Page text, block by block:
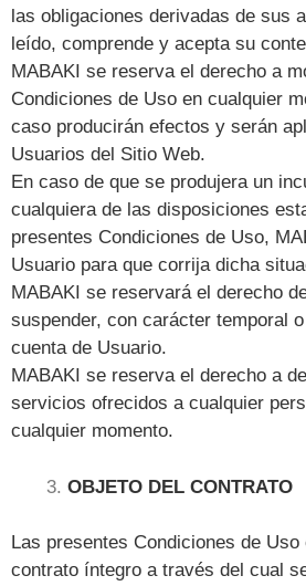
las obligaciones derivadas de sus
leído, comprende y acepta su
MABAKI se reserva el derecho a
Condiciones de Uso en cualquier
caso producirán efectos y serán
Usuarios del Sitio Web.
En caso de que se produjera un
cualquiera de las disposiciones
presentes Condiciones de Uso,
Usuario para que corrija dicha
MABAKI se reservará el derecho
suspender, con carácter temporal
cuenta de Usuario.
MABAKI se reserva el derecho a
servicios ofrecidos a cualquier
cualquier momento.
OBJETO DEL CONTRATO
Las presentes Condiciones de Uso
contrato íntegro a través del cual